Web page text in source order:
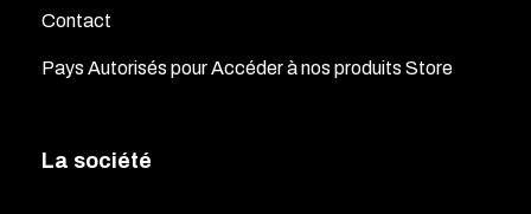
Contact
Pays Autorisés pour Accéder à nos produits Store
La société